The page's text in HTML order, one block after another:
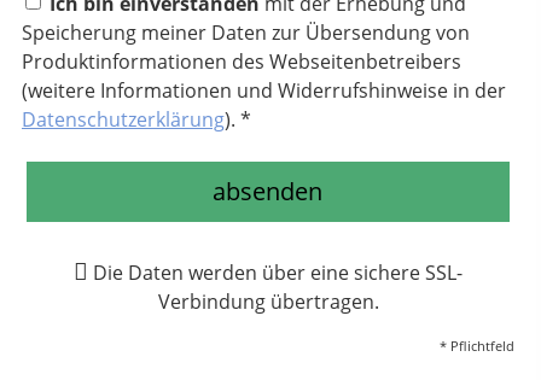
Speicherung meiner Daten zur Übersendung von
Produktinformationen des Webseitenbetreibers
(weitere Informationen und Widerrufshinweise in der
Datenschutzerklärung). *
absenden
Die Daten werden über eine sichere SSL-
Verbindung übertragen.
* Pflichtfeld